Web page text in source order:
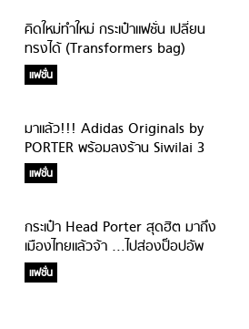
คิดใหม่ทำใหม่ กระเป๋าแฟชั่น เปลี่ยน
ทรงได้ (Transformers bag)
แฟชั่น
มาแล้ว!!! Adidas Originals by
PORTER พร้อมลงร้าน Siwilai 3
พ.ค. นี้
แฟชั่น
กระเป๋า Head Porter สุดฮิต มาถึง
เมืองไทยแล้วจ้า …ไปส่องป็อปอัพ
สโตร์แห่งแรกในไทยกัน
แฟชั่น